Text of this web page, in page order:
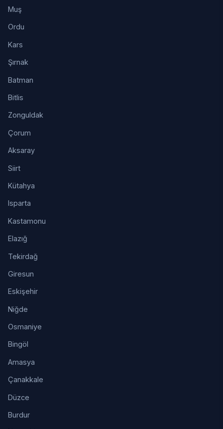
Muş
Ordu
Kars
Şırnak
Batman
Bitlis
Zonguldak
Çorum
Aksaray
Siirt
Kütahya
Isparta
Kastamonu
Elazığ
Tekirdağ
Giresun
Eskişehir
Niğde
Osmaniye
Bingöl
Amasya
Çanakkale
Düzce
Burdur